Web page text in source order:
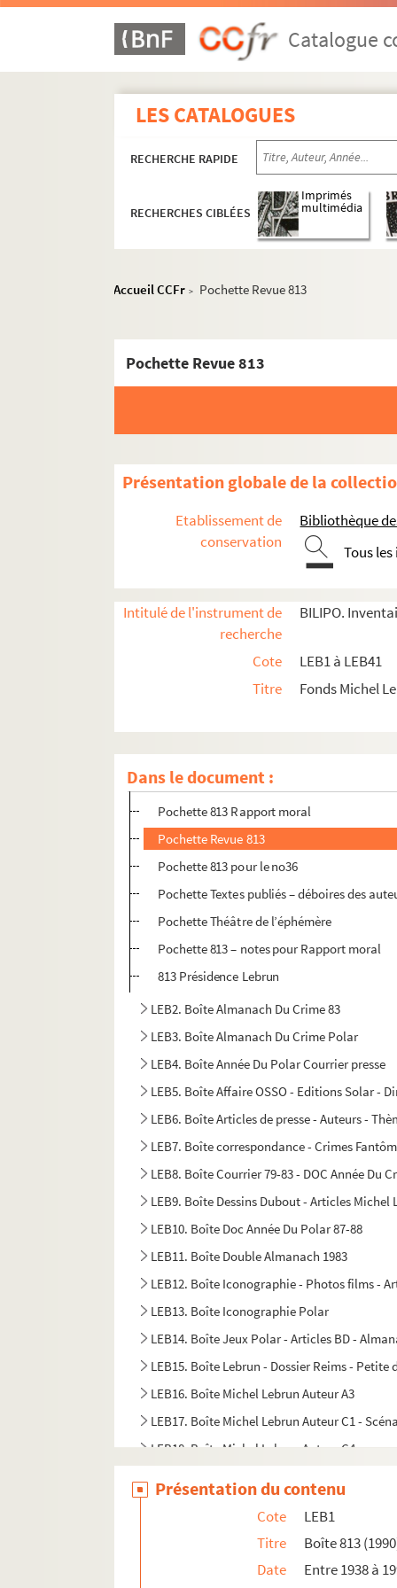
Catalogue
LES CATALOGUES
RECHERCHE RAPIDE
RECHERCHES CIBLÉES
Imprimés
multimédia
Accueil CCFr > Pochette Revue 813
Pochette Revue 813
Présentation globale de la
Etablissement de
conservation
Bibliothèque
Tous
Intitulé de l'instrument de
recherche
BILIPO.
Cote
LEB1 à LEB41
Titre
Fonds Michel
Dans le document :
Un numéro de la revue 813
Pochette 813 Statuts - fondation
Pochette 813 Rapport moral
Pochette Revue 813
Pochette 813 pour le no36
Pochette Textes publiés – déboires des
Pochette Théâtre de l’éphémère
Pochette 813 – notes pour Rapport moral
813 Présidence Lebrun
LEB2. Boîte Almanach Du Crime 83
LEB3. Boîte Almanach Du Crime Polar
LEB4. Boîte Année Du Polar Courrier presse
LEB5. Boîte Affaire OSSO - Editions Solar -
LEB6. Boîte Articles de presse - Auteurs -
LEB7. Boîte correspondance - Crimes
LEB8. Boîte Courrier 79-83 - DOC Année Du
LEB9. Boîte Dessins Dubout - Articles Michel
LEB10. Boîte Doc Année Du Polar 87-88
LEB11. Boîte Double Almanach 1983
LEB12. Boîte Iconographie - Photos films -
LEB13. Boîte Iconographie Polar
LEB14. Boîte Jeux Polar - Articles BD -
LEB15. Boîte Lebrun - Dossier Reims -
LEB16. Boîte Michel Lebrun Auteur A3
LEB17. Boîte Michel Lebrun Auteur C1 -
LEB18. Boîte Michel Lebrun Auteur C4
Présentation du contenu
Cote
LEB1
Titre
Boîte 813
Date
Entre 1938 à